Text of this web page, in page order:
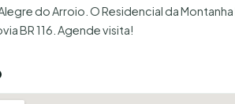
do Arroio. O Residencial da
BR 116. Agende visita!